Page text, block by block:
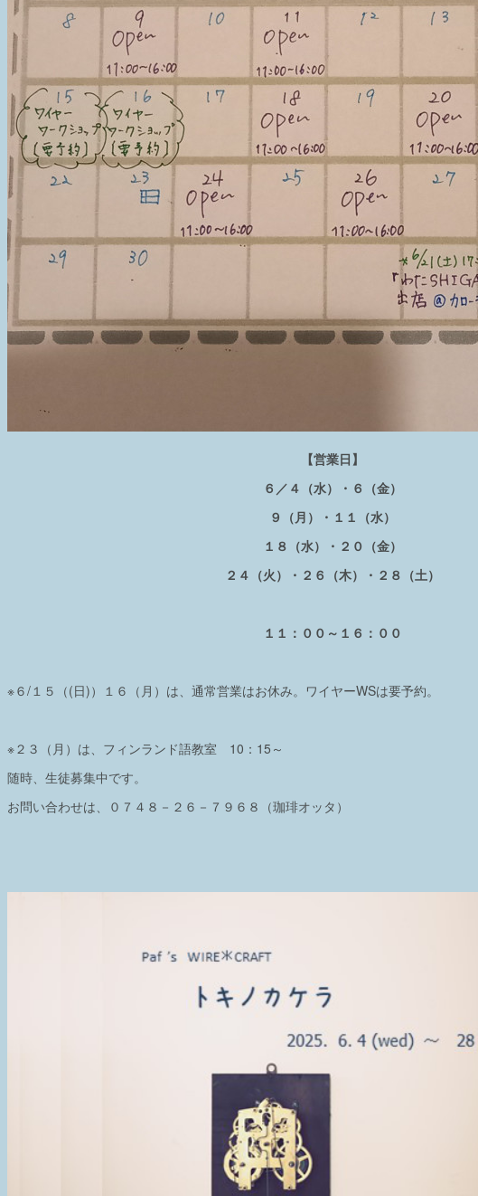
【営業日】
６／４（水）・６（金）
９（月）・１１（水）
１８（水）・２０（金）
２４（火）・２６（木）・２８（土）
１１：００～１６：００
※６/１５（(日)）１６（月）は、通常営業はお休み。ワイヤーWSは要予約。
※２３（月）は、フィンランド語教室 10：15～
随時、生徒募集中です。
お問い合わせは、０７４８－２６－７９６８（珈琲オッタ）